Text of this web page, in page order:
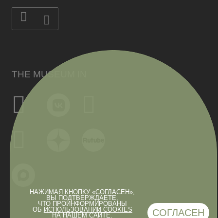
НАЖИМАЯ КНОПКУ «СОГЛАСЕН»,
ВЫ ПОДТВЕРЖДАЕТЕ,
ЧТО ПРОИНФОРМИРОВАНЫ
ОБ ИСПОЛЬЗОВАНИИ COOKIES
НА НАШЕМ САЙТЕ.
СОГЛАСЕН
THE MUSEUM IN